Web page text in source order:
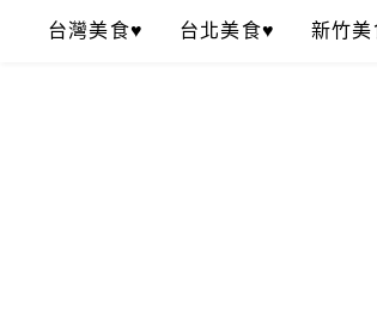
台灣美食♥ 台北美食♥ 新竹美